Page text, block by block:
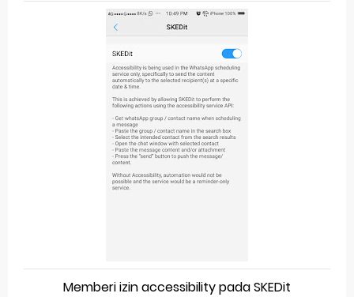
Memberi izin accessibility pada SKEDit